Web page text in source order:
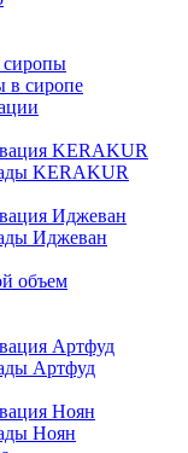
сиропы
в сиропе
KERAKUR
KERAKUR
Иджеван
Иджеван
объем
Артфуд
Артфуд
Ноян
Ноян